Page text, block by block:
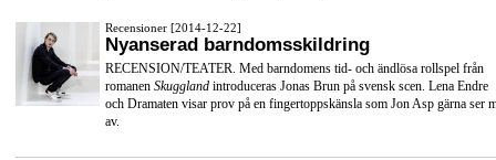
Recensioner [2014-12-22]
Nyanserad barndomsskildring
RECENSION/TEATER. Med barndomens tid- och ändlösa rollspel från
romanen Skuggland introduceras Jonas Brun på svensk scen. Lena Endre
och Dramaten visar prov på en fingertoppskänsla som Jon Asp gärna ser
av.